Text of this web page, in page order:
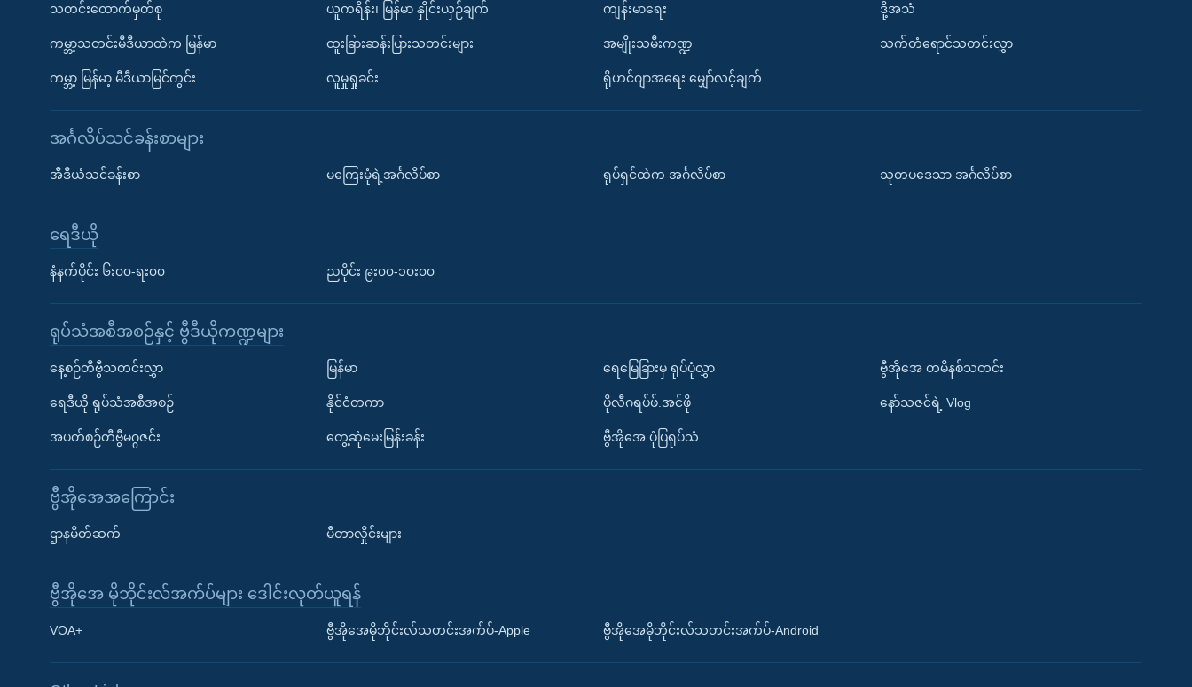
Learning English
သတင်းထောက်မှတ်စု
ကမ္ဘာ့သတင်းမီဒီယာထဲက မြန်မာ
ကမ္ဘာ့ မြန်မာ့ မီဒီယာမြင်ကွင်း
ယူကရိန်း၊ မြန်မာ နှိုင်းယှဉ်ချက်
ထူးခြားဆန်းပြားသတင်းများ
လူမှုရှုခင်း
ကျန်းမာရေး
အမျိုးသမီးကဏ္ဍ
ရိုဟင်ဂျာအရေး မျှော်လင့်ချက်
ဒို့အသံ
သက်တံရောင်သတင်းလွှာ
အင်္ဂလိပ်သင်ခန်းစာများ
အီဒီယံသင်ခန်းစာ မကြေးမုံရဲ့အင်္ဂလိပ်စာ ရုပ်ရှင်ထဲက အင်္ဂလိပ်စာ သုတပဒေသာ အင်္ဂလိပ်စာ
ရေဒီယို
နံနက်ပိုင်း ၆း၀၀-ရး၀၀ ညပိုင်း ၉း၀၀-၁၀း၀၀
ရုပ်သံအစီအစဉ်နှင့် ဗွီဒီယိုကဏ္ဍများ
နေ့စဉ်တီဗွီသတင်းလွှာ
ရေဒီယို ရုပ်သံအစီအစဉ်
အပတ်စဉ်တီဗွီမဂ္ဂဇင်း
မြန်မာ
နိုင်ငံတကာ
တွေ့ဆုံမေးမြန်းခန်း
ရေမြေခြားမှ ရုပ်ပုံလွှာ
ပိုလီဂရပ်ဖ်.အင်ဖို
ဗွီအိုအေ ပုံပြရုပ်သံ
ဗွီအိုအေ တမိနစ်သတင်း
နော်သဇင်ရဲ့ Vlog
ဗွီအိုအေအကြောင်း
ဌာနမိတ်ဆက် မီတာလှိုင်းများ
ဗွီအိုအေ မိုဘိုင်းလ်အက်ပ်များ ဒေါင်းလုတ်ယူရန်
VOA+ ဗွီအိုအေမိုဘိုင်းလ်သတင်းအက်ပ်-Apple ဗွီအိုအေမိုဘိုင်းလ်သတင်းအက်ပ်-Android